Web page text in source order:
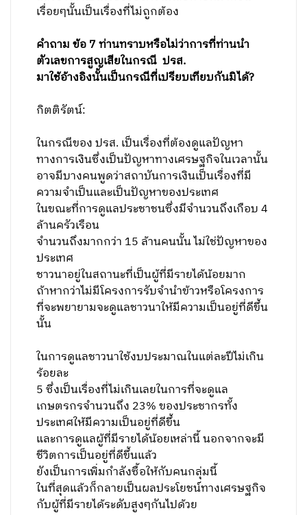
เรื่อยๆนั้นเป็นเรื่องที่ไม่ถูกต้อง
คำถาม ข้อ 7ท่านทราบหรือไม่ว่าการที่ท่านนำ
ตัวเลขการสูญเสียในกรณี ปรส.
มาใช้อ้างอิงนั้นเป็นกรณีที่เปรียบเทียบกันมิได้?
กิตติรัตน์:
ในกรณีของ ปรส. เป็นเรื่องที่ต้องดูแลปัญหา
ทางการเงินซึ่งเป็นปัญหาทางเศรษฐกิจในเวลานั้น
อาจมีบางคนพูดว่าสถาบันการเงินเป็นเรื่องที่มี
ความจำเป็นและเป็นปัญหาของประเทศ
ในขณะที่การดูแลประชาชนซึ่งมีจำนวนถึงเกือบ 4
ล้านครัวเรือน
จำนวนถึงมากกว่า 15 ล้านคนนั้น ไม่ใช่ปัญหาของ
ประเทศ
ชาวนาอยู่ในสถานะที่เป็นผู้ที่มีรายได้น้อยมาก
ถ้าหากว่าไม่มีโครงการรับจำนำข้าวหรือโครงการ
ที่จะพยายามจะดูแลชาวนาให้มีความเป็นอยู่ที่ดีขึ้น
นั้น
ในการดูแลชาวนาใช้งบประมาณในแต่ละปีไม่เกิน
ร้อยละ
5ซึ่งเป็นเรื่องที่ไม่เกินเลยในการที่จะดูแล
เกษตรกรจำนวนถึง 23% ของประชากรทั้ง
ประเทศให้มีความเป็นอยู่ที่ดีขึ้น
และการดูแลผู้ที่มีรายได้น้อยเหล่านี้ นอกจากจะมี
ชีวิตการเป็นอยู่ที่ดีขึ้นแล้ว
ยังเป็นการเพิ่มกำลังซื้อให้กับคนกลุ่มนี้
ในที่สุดแล้วก็กลายเป็นผลประโยชน์ทางเศรษฐกิจ
กับผู้ที่มีรายได้ระดับสูงๆกันไปด้วย